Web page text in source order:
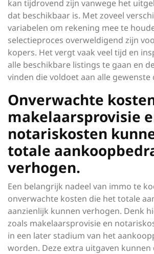
kan tijdrovend zijn vanwege het
dat beschikbaar is. Met zoveel
variabelen om rekening mee te
selectieproces overweldigend zijn
kopers. Het vergt vaak veel tijd en
alle beschikbare listings te gaan en
vinden die voldoet aan alle gewenste
Onverwachte
makelaarsprovisie
notariskosten
totale
verhogen.
Een belangrijk nadeel van immo te
onverwachte kosten die het totale
aanzienlijk kunnen verhogen. Denk
zoals makelaarsprovisie en
in een later stadium van het
worden. Deze extra uitgaven